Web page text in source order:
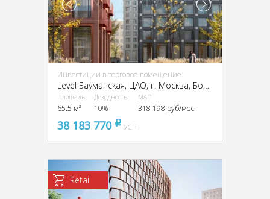
Инвестиции в торговое помещение
Level Бауманская, ЦАО, г. Москва, Бол. Почтовая ул., 18 стр. 3
Площадь
65.5 м²
Доходность
10%
МАП
318 198 руб/мес
38 183 770 pуб
УСН
Retail